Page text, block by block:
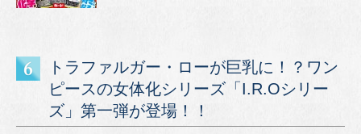
トラファルガー・ローが巨乳に！？ワン
ピースの女体化シリーズ「I.R.Oシリー
ズ」第一弾が登場！！